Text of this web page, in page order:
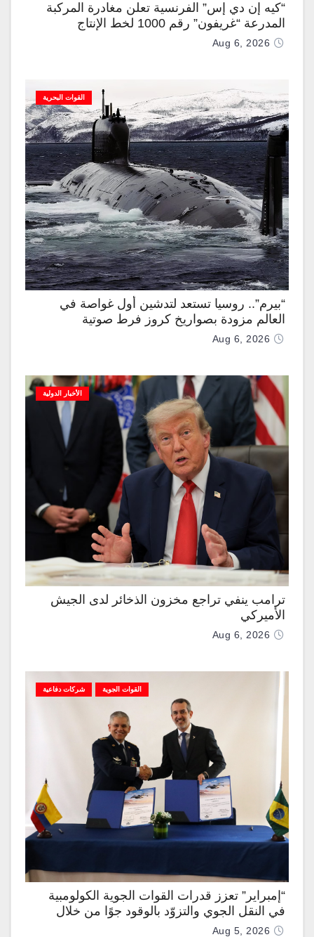
“كيه إن دي إس” الفرنسية تعلن مغادرة المركبة
المدرعة “غريفون” رقم 1000 لخط الإنتاج
Aug 6, 2026
القوات البحرية
“بيرم”.. روسيا تستعد لتدشين أول غواصة في
العالم مزودة بصواريخ كروز فرط صوتية
Aug 6, 2026
الأخبار الدولية
ترامب ينفي تراجع مخزون الذخائر لدى الجيش
الأميركي
Aug 6, 2026
القوات الجوية شركات دفاعية
“إمبراير” تعزز قدرات القوات الجوية الكولومبية
في النقل الجوي والتزوّد بالوقود جوًا من خلال
تزويدها بطائرتي “كيه سي-390 ميلينيوم”
Aug 5, 2026